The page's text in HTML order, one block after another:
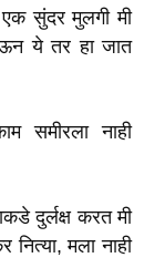
सुंदर मुलगी मी
ये तर हा जात
समीरला नाही
दुर्लक्ष करत मी
नित्या, मला नाही